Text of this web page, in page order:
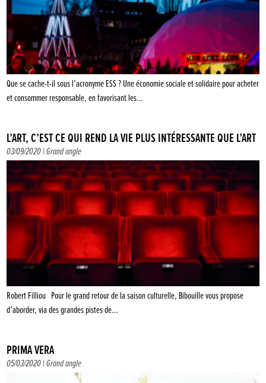
Que se cache-t-il sous l’acronyme ESS ? Une économie sociale et solidaire pour acheter
et consommer responsable, en favorisant les…
L’ART, C’EST CE QUI REND LA VIE PLUS INTÉRESSANTE QUE L’ART
03/09/2020 |Grand angle
Robert Filliou Pour le grand retour de la saison culturelle, Bibouille vous propose
d’aborder, via des grandes pistes de…
PRIMA VERA
05/03/2020 |Grand angle